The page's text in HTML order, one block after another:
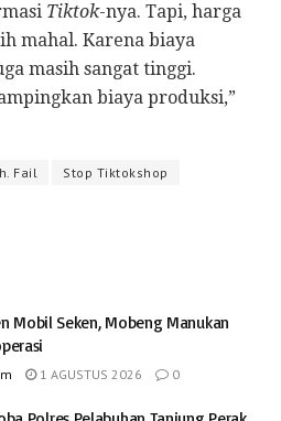
Tiktok-nya. Tapi, harga
mahal. Karena biaya
masih sangat tinggi.
biaya produksi,”
Fail
Stop Tiktokshop
Mobil Seken, Mobeng Manukan
1 AGUSTUS 2026 0